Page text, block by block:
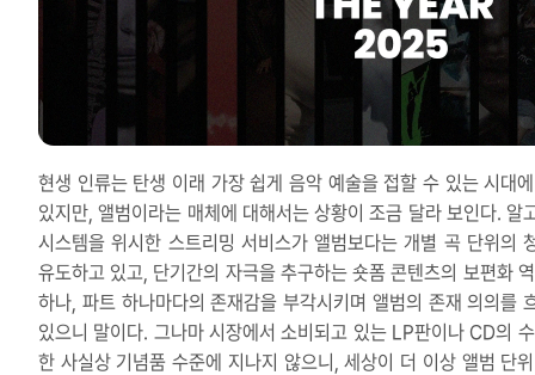
현생 인류는 탄생 이래 가장 쉽게 음악 예술을 접할 수 있는 시대
있지만, 앨범이라는 매체에 대해서는 상황이 조금 달라 보인다. 알
시스템을 위시한 스트리밍 서비스가 앨범보다는 개별 곡 단위의
유도하고 있고, 단기간의 자극을 추구하는 숏폼 콘텐츠의 보편화
하나, 파트 하나마다의 존재감을 부각시키며 앨범의 존재 의의를
있으니 말이다. 그나마 시장에서 소비되고 있는 LP판이나 CD의
한 사실상 기념품 수준에 지나지 않으니, 세상이 더 이상 앨범 단